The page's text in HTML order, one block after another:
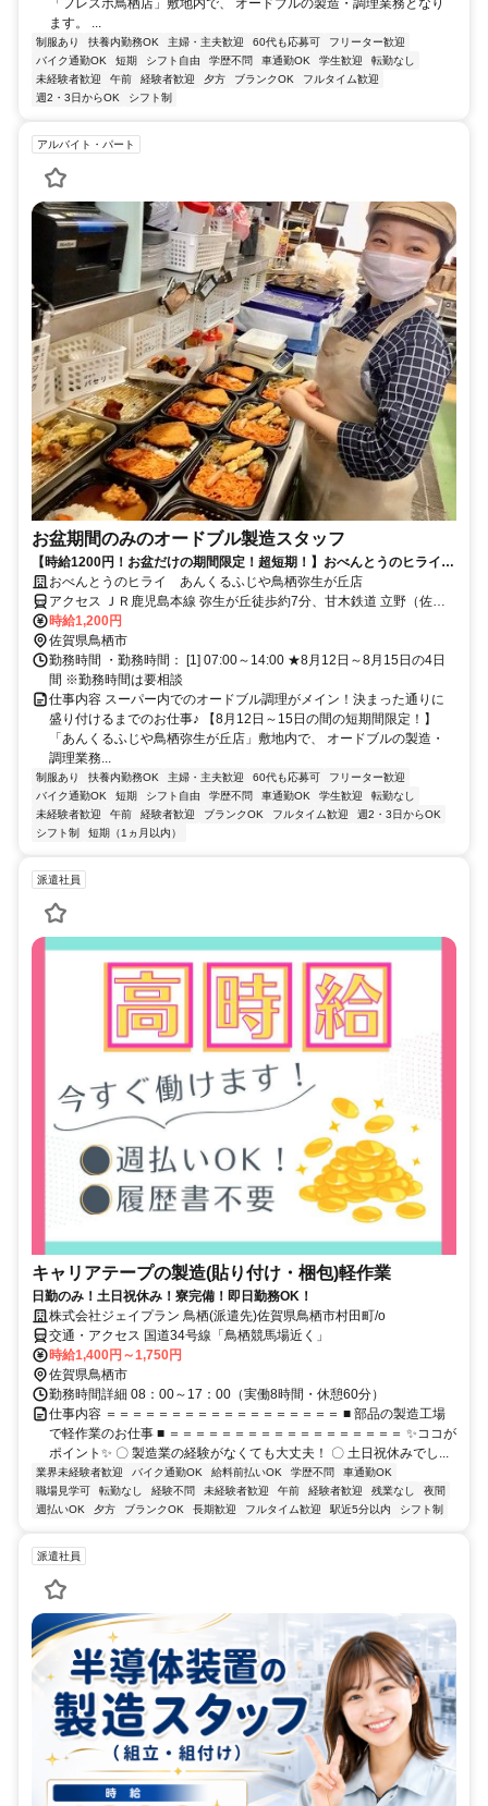
「フレスポ鳥栖店」敷地内で、 オードブルの製造・調理業務となり
ます。 ...
制服あり 扶養内勤務OK 主婦・主夫歓迎 60代も応募可
フリーター歓迎
バイク通勤OK
短期 シフト自由 学歴不問 車通勤OK 学生歓迎
転勤なし
未経験者歓迎
午前 経験者歓迎 夕方 ブランクOK
フルタイム歓迎
週2・3日からOK
シフト制
アルバイト・パート
お盆期間のみのオードブル製造スタッフ
【時給1200円！お盆だけの期間限定！超短期！】おべんとうのヒライで
オードブルの調理業務を大募集！！
おべんとうのヒライ あんくるふじや鳥栖弥生が丘店
アクセス ＪＲ鹿児島本線 弥生が丘徒歩約7分、甘木鉄道 立野（佐賀
県）徒歩約27分、ＪＲ鹿児島本線 基山西口徒歩約29分
時給1,200円
佐賀県鳥栖市
勤務時間 ・勤務時間： [1] 07:00～14:00 ★8月12日～8月15日の4日
間 ※勤務時間は要相談
仕事内容 スーパー内でのオードブル調理がメイン！決まった通りに
盛り付けるまでのお仕事♪ 【8月12日～15日の間の短期間限定！】
「あんくるふじや鳥栖弥生が丘店」敷地内で、 オードブルの製造・
調理業務...
制服あり 扶養内勤務OK 主婦・主夫歓迎 60代も応募可
フリーター歓迎
バイク通勤OK
短期 シフト自由 学歴不問 車通勤OK 学生歓迎
転勤なし
未経験者歓迎
午前 経験者歓迎 ブランクOK フルタイム歓迎
週2・3日からOK
シフト制
短期（1ヵ月以内）
派遣社員
キャリアテープの製造(貼り付け・梱包)軽作業
日勤のみ！土日祝休み！寮完備！即日勤務OK！
株式会社ジェイプラン 鳥栖(派遣先)佐賀県鳥栖市村田町/o
交通・アクセス 国道34号線「鳥栖競馬場近く」
時給1,400円～1,750円
佐賀県鳥栖市
勤務時間詳細 08：00～17：00（実働8時間・休憩60分）
仕事内容 ＝＝＝＝＝＝＝＝＝＝＝＝＝＝＝＝＝＝ ■ 部品の製造工場
で軽作業のお仕事 ■ ＝＝＝＝＝＝＝＝＝＝＝＝＝＝＝＝＝＝ ✨ココが
ポイント✨ 〇 製造業の経験がなくても大丈夫！ 〇 土日祝休みでし...
業界未経験者歓迎 バイク通勤OK 給料前払いOK 学歴不問
車通勤OK
職場見学可
転勤なし 経験不問 未経験者歓迎 午前 経験者歓迎 残業なし
夜間
週払いOK
夕方 ブランクOK 長期歓迎 フルタイム歓迎 駅近5分以内 シフト制
派遣社員